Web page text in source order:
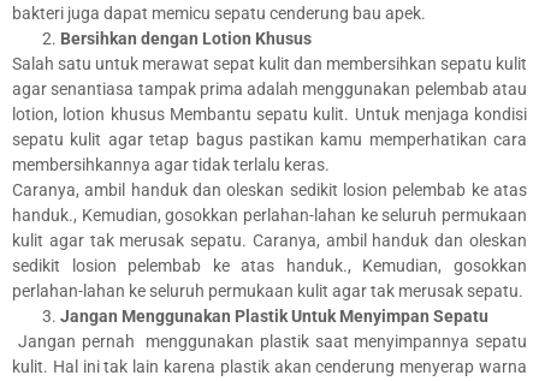
bakteri juga dapat memicu sepatu cenderung bau apek.
Bersihkan dengan Lotion Khusus
Salah satu untuk merawat sepat kulit dan membersihkan sepatu kulit
agar senantiasa tampak prima adalah menggunakan pelembab atau
lotion, lotion khusus Membantu sepatu kulit. Untuk menjaga kondisi
sepatu kulit agar tetap bagus pastikan kamu memperhatikan cara
membersihkannya agar tidak terlalu keras.
Caranya, ambil handuk dan oleskan sedikit losion pelembab ke atas
handuk., Kemudian, gosokkan perlahan-lahan ke seluruh permukaan
kulit agar tak merusak sepatu. Caranya, ambil handuk dan oleskan
sedikit losion pelembab ke atas handuk., Kemudian, gosokkan
perlahan-lahan ke seluruh permukaan kulit agar tak merusak sepatu.
Jangan Menggunakan Plastik Untuk Menyimpan Sepatu
Jangan pernah menggunakan plastik saat menyimpannya sepatu
kulit. Hal ini tak lain karena plastik akan cenderung menyerap warna